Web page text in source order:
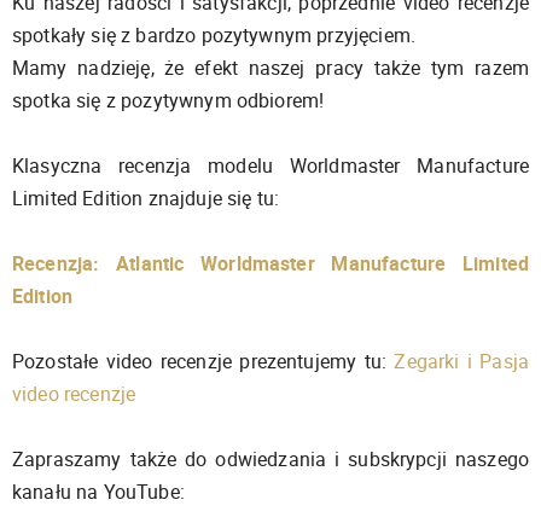
spotkały się z bardzo pozytywnym przyjęciem.
Mamy nadzieję, że efekt naszej pracy także tym razem
spotka się z pozytywnym odbiorem!
Klasyczna recenzja modelu Worldmaster Manufacture
Limited Edition znajduje się tu:
Recenzja: Atlantic Worldmaster Manufacture Limited
Edition
Pozostałe video recenzje prezentujemy tu:Zegarki i Pasja
video recenzje
Zapraszamy także do odwiedzania i subskrypcji naszego
kanału na YouTube: